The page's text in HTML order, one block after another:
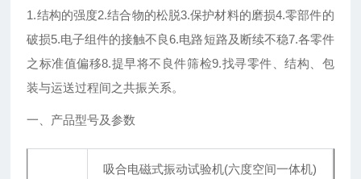
1.结构的强度2.结合物的松脱3.保护材料的磨损4.零部件的
破损5.电子组件的接触不良6.电路短路及断续不稳7.各零件
之标准值偏移8.提早将不良件筛检9.找寻零件、结构、包
装与运送过程间之共振关系。
一、产品型号及参数
吸合电磁式振动试验机(六度空间一体机)